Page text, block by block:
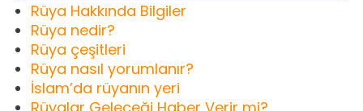
Rüya Hakkında Bilgiler
Rüya nedir?
Rüya çeşitleri
Rüya nasıl yorumlanır?
İslam’da rüyanın yeri